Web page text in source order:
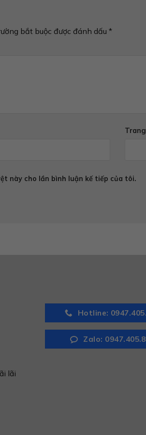
bắt buộc được đánh dấu*
này cho lần bình luận kế tiếp của tôi.
lãi
Hotline:
Zalo: